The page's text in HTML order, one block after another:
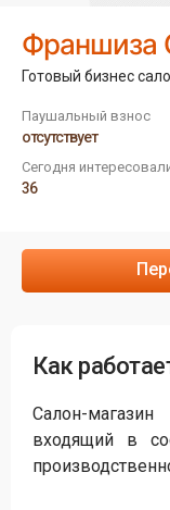
Франшиза
Готовый бизнес
Паушальный взнос
отсутствует
Сегодня
36
Как
Салон-
входящий в